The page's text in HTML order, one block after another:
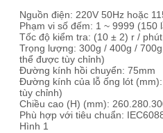
Nguồn điện: 220V 50Hz hoặc
Phạm vi số đếm: 1 ~ 9999 (150
Tốc độ kiểm tra: (10 ± 2) r / phút
Trọng lượng: 300g / 400g /
thể được tùy chỉnh)
Đường kính hồi chuyển: 75mm
Đường kính của lỗ ống lót
tùy chỉnh)
Chiều cao (H) (mm):
Phù hợp với tiêu chuẩn:
Hình 1